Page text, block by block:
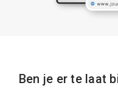
Ben je er te laat